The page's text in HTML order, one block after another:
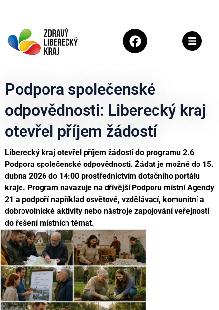
Podpora společenské
odpovědnosti: Liberecký kraj
otevřel příjem žádostí
Liberecký kraj otevřel příjem žádostí do programu 2.6
Podpora společenské odpovědnosti. Žádat je možné do 15.
dubna 2026 do 14:00 prostřednictvím dotačního portálu
kraje. Program navazuje na dřívější Podporu místní Agendy
21 a podpoří například osvětové, vzdělávací, komunitní a
dobrovolnické aktivity nebo nástroje zapojování veřejnosti
do řešení místních témat.